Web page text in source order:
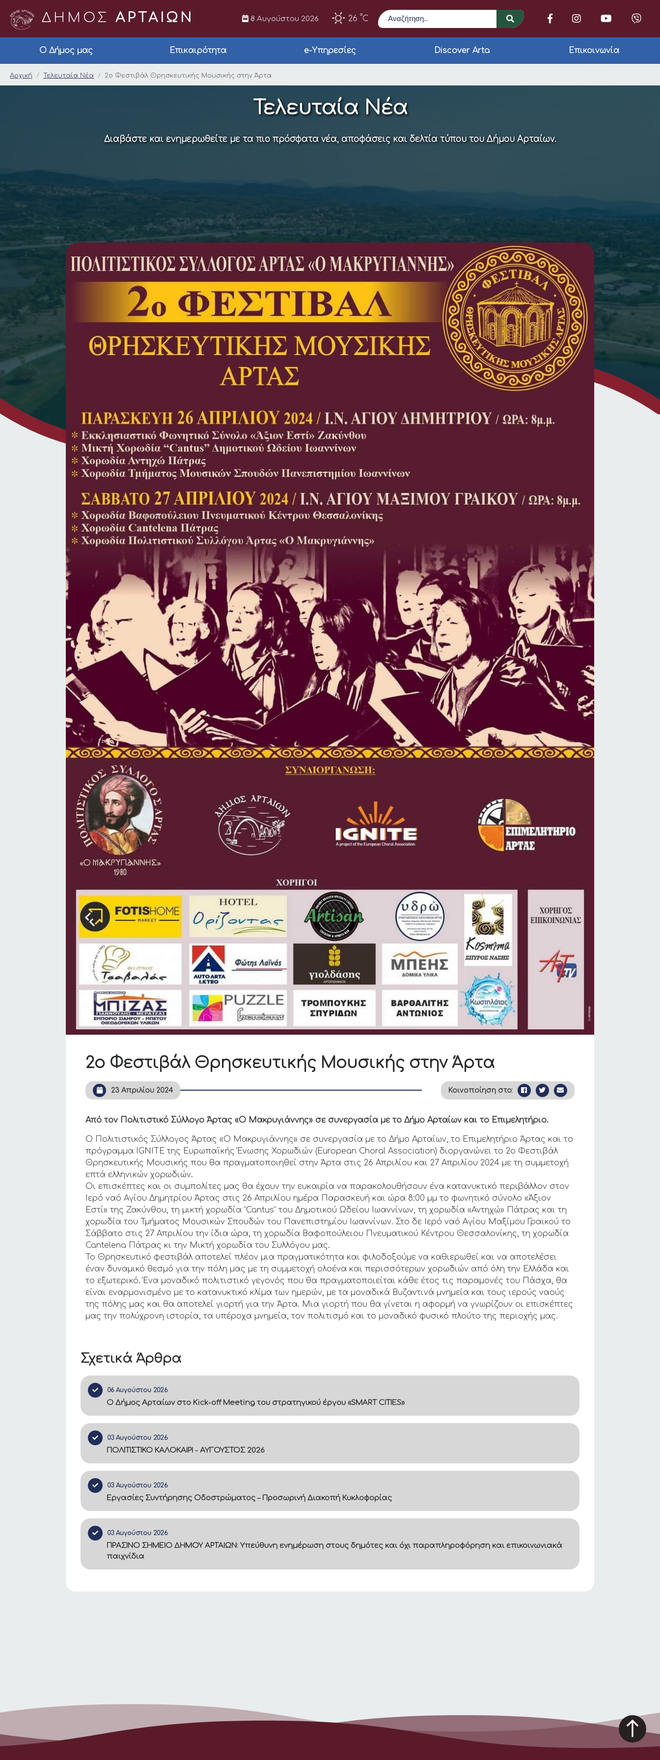
ΔΗΜΟΣ ΑΡΤΑΙΩΝ 8 Αυγούστου 2026 26 °C
Αναζήτηση
Ο Δήμος μας Επικαιρότητα e-Υπηρεσίες Discover Arta Επικοινωνία
2ο Φεστιβάλ Θρησκευτικής Μουσικής στην Άρτα
Αρχική Τελευταία Νέα 2ο Φεστιβάλ Θρησκευτικής Μουσικής στην Άρτα
Τελευταία Νέα
Διαβάστε και ενημερωθείτε με τα πιο πρόσφατα νέα, αποφάσεις και δελτία τύπου του Δήμου Αρταίων.
Σχετικά Άρθρα
06 Αυγούστου 2026
Ο Δήμος Αρταίων στο Kick-off Meeting του στρατηγικού έργου «SMART CITIES»
03 Αυγούστου 2026
ΠΟΛΙΤΙΣΤΙΚΟ ΚΑΛΟΚΑΙΡΙ - ΑΥΓΟΥΣΤΟΣ 2026
03 Αυγούστου 2026
Εργασίες Συντήρησης Οδοστρώματος – Προσωρινή Διακοπή Κυκλοφορίας
03 Αυγούστου 2026
ΠΡΑΣΙΝΟ ΣΗΜΕΙΟ ΔΗΜΟΥ ΑΡΤΑΙΩΝ: Υπεύθυνη ενημέρωση στους δημότες και όχι παραπληροφόρηση και επικοινωνιακά
παιχνίδια
2ο Φεστιβάλ Θρησκευτικής Μουσικής στην Άρτα
23 Απριλίου 2024 Κοινοποίηση στο:
Από τον Πολιτιστικό Σύλλογο Άρτας «Ο Μακρυγιάννης» σε συνεργασία με το Δήμο Αρταίων και το Επιμελητήριο.
Ο Πολιτιστικός Σύλλογος Άρτας «Ο Μακρυγιάννης» σε συνεργασία με το Δήμο Αρταίων, το Επιμελητήριο Άρτας και το
πρόγραμμα IGNITE της Ευρωπαϊκής Ένωσης Χορωδιών (European Choral Association) διοργανώνει το 2ο Φεστιβάλ
Θρησκευτικής Μουσικής που θα πραγματοποιηθεί στην Άρτα στις 26 Απριλίου και 27 Απριλίου 2024 με τη συμμετοχή
επτά ελληνικών χορωδιών.
Οι επισκέπτες και οι συμπολίτες μας θα έχουν την ευκαιρία να παρακολουθήσουν ένα κατανυκτικό περιβάλλον στον
Ιερό ναό Αγίου Δημητρίου Άρτας στις 26 Απριλίου ημέρα Παρασκευή και ώρα 8:00 μμ το φωνητικό σύνολο «Άξιον
Εστί» της Ζακύνθου, τη μικτή χορωδία “Cantus” του Δημοτικού Ωδείου Ιωαννίνων, τη χορωδία «Αντηχώ» Πάτρας και τη
χορωδία του Τμήματος Μουσικών Σπουδών του Πανεπιστημίου Ιωαννίνων. Στο δε Ιερό ναό Αγίου Μαξίμου Γραικού το
Σάββατο στις 27 Απριλίου την ίδια ώρα, τη χορωδία Βαφοπούλειου Πνευματικού Κέντρου Θεσσαλονίκης, τη χορωδία
Cantelena Πάτρας κι την Μικτή χορωδία του Συλλόγου μας.
Το Θρησκευτικό φεστιβάλ αποτελεί πλέον μια πραγματικότητα και φιλοδοξούμε να καθιερωθεί και να αποτελέσει
έναν δυναμικό θεσμό για την πόλη μας με τη συμμετοχή ολοένα και περισσότερων χορωδιών από όλη την Ελλάδα και
το εξωτερικό. Ένα μοναδικό πολιτιστικό γεγονός που θα πραγματοποιείται κάθε έτος τις παραμονές του Πάσχα, θα
είναι εναρμονισμένο με το κατανυκτικό κλίμα των ημερών, με τα μοναδικά Βυζαντινά μνημεία και τους ιερούς ναούς
της πόλης μας και θα αποτελεί γιορτή για την Άρτα. Μια γιορτή που θα γίνεται η αφορμή να γνωρίζουν οι επισκέπτες
μας την πολύχρονη ιστορία, τα υπέροχα μνημεία, τον πολιτισμό και το μοναδικό φυσικό πλούτο της περιοχής μας.